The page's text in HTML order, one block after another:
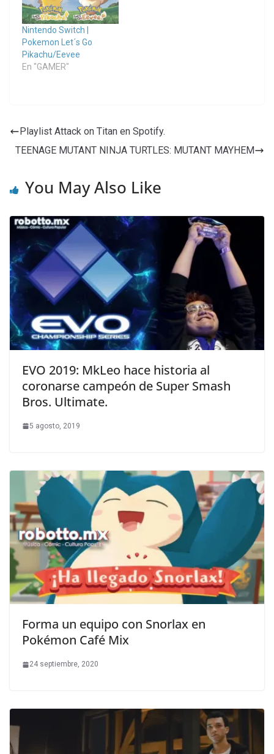
Nintendo Switch |
Pokemon Let´s Go
Pikachu/Eevee
En "GAMER"
Playlist Attack on Titan en Spotify.
TEENAGE MUTANT NINJA TURTLES: MUTANT MAYHEM
You May Also Like
EVO 2019: MkLeo hace historia al
coronarse campeón de Super Smash
Bros. Ultimate.
5 agosto, 2019
Forma un equipo con Snorlax en
Pokémon Café Mix
24 septiembre, 2020